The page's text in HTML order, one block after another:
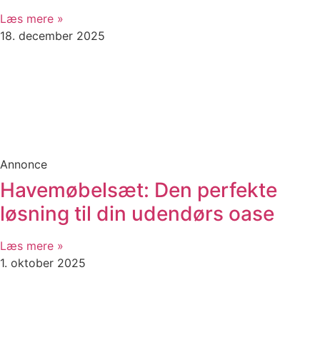
Læs mere »
18. december 2025
Annonce
Havemøbelsæt: Den perfekte
løsning til din udendørs oase
Læs mere »
1. oktober 2025